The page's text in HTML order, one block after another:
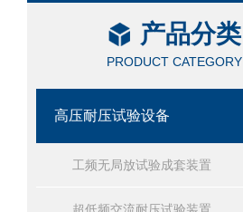
产品分类
PRODUCT CATEGORY
高压耐压试验设备
工频无局放试验成套装置